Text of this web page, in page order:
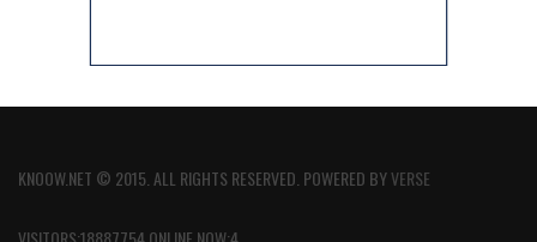
KNOOW.NET © 2015. ALL RIGHTS RESERVED. POWERED BYVERSE